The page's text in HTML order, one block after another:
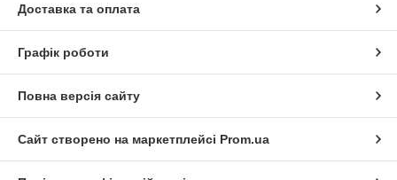
Доставка та оплата
Графік роботи
Повна версія сайту
Сайт створено на маркетплейсі Prom.ua